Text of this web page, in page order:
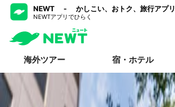
NEWT - かしこい、おトク、旅行アプリ
NEWTアプリでひらく
海外ツアー 宿・ホテル